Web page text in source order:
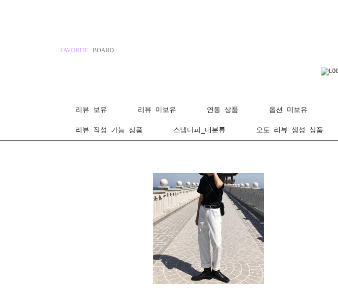
FAVORITE BOARD
리뷰 보유 리뷰 미보유 연동 상품 옵션 미보유
리뷰 작성 가능 상품 스냅디피_대분류 오토 리뷰 생성 상품